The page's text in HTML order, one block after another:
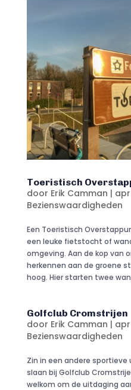
Toeristisch
door Erik Camman |
Bezienswaardigheden
Een Toeristisch
een leuke fietstocht of
omgeving. Aan de kop van
herkennen aan de groene
hoog. Hier starten twee
Golfclub Cromstrijen
door Erik Camman |
Bezienswaardigheden
Zin in een andere
slaan bij Golfclub
welkom om de uitdaging